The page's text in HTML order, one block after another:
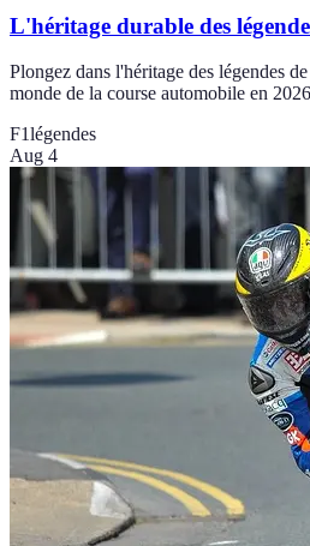
L'héritage durable des
Plongez dans l'héritage des légendes
monde de la course automobile en
F1légendes
Aug 4